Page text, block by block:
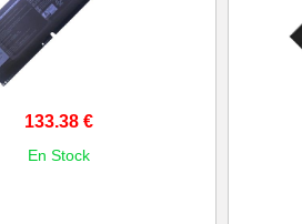
133.38 €
En Stock